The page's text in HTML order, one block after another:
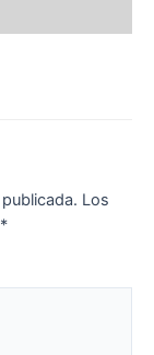
Los
*